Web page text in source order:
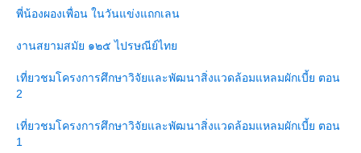
พี่น้องผองเพื่อน ในวันแข่งแถกเลน
งานสยามสมัย ๑๒๕ ไปรษณีย์ไท
เที่ยวชมโครงการศึกษาวิจัยและพัฒนาสิ่งแวดล้อมแหลมผักเบี้ย ตอน
2
เที่ยวชมโครงการศึกษาวิจัยและพัฒนาสิ่งแวดล้อมแหลมผักเบี้ย ตอน
1